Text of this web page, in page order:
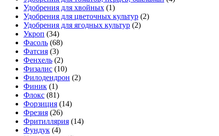
Удобрения для хвойных (1)
Удобрения для цветочных культур (2)
Удобрения для ягодных культур (2)
Укроп (34)
Фасоль (68)
Фатсия (3)
Фенхель (2)
Физалис (10)
Филодендрон (2)
Финик (1)
Флокс (81)
Форзиция (14)
Фрезия (26)
Фритиллярия (14)
Фундук (4)